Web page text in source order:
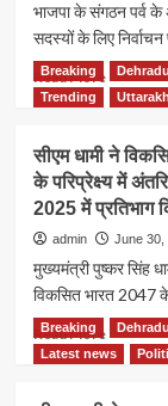
नाम
का
कल
होगा
24×7
Live
news
भाजपा के संगठन पर्व के
सदस्यों के लिए
Read MoreRead
more
बीजेपी
प्रदेश
अध्यक्ष
को
लेकर
धामी
का
बयान।
24×7
Breaking
Trending
सीएम धामी ने
के परिप्रेक्ष्य में
2025 में
admin June 30,
मुख्यमंत्री पुष्कर सिंह
विकसित भारत 2047 के
Read MoreRead
more
सीएम
Breaking
Latest news